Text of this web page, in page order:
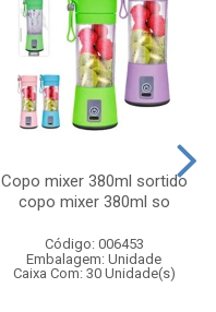
Copo mixer 380ml sortido
copo mixer 380ml so
Código: 006453
Embalagem: Unidade
Caixa Com: 30 Unidade(s)